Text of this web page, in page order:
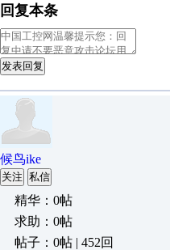
回复本条
发表回复
候鸟ike
关注 私信
精华：0帖
求助：0帖
帖子：0帖 | 452回